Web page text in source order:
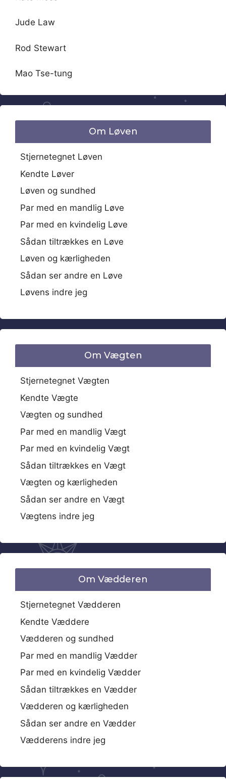
Jude Law
Rod Stewart
Mao Tse-tung
Om Løven
Stjernetegnet Løven
Kendte Løver
Løven og sundhed
Par med en mandlig Løve
Par med en kvindelig Løve
Sådan tiltrækkes en Løve
Løven og kærligheden
Sådan ser andre en Løve
Løvens indre jeg
Om Vægten
Stjernetegnet Vægten
Kendte Vægte
Vægten og sundhed
Par med en mandlig Vægt
Par med en kvindelig Vægt
Sådan tiltrækkes en Vægt
Vægten og kærligheden
Sådan ser andre en Vægt
Vægtens indre jeg
Om Vædderen
Stjernetegnet Vædderen
Kendte Væddere
Vædderen og sundhed
Par med en mandlig Vædder
Par med en kvindelig Vædder
Sådan tiltrækkes en Vædder
Vædderen og kærligheden
Sådan ser andre en Vædder
Vædderens indre jeg